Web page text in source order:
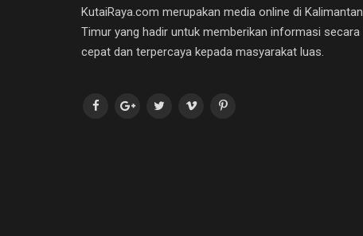
KutaiRaya.com merupakan media online di Kalimantan
Timur yang hadir untuk memberikan informasi secara
cepat dan terpercaya kepada masyarakat luas.